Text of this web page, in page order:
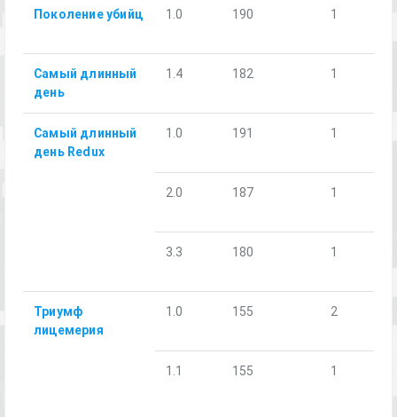
Поколение убийц 1.0 190 1
Самый длинный
день
1.4 182 1
Самый длинный
день Redux
1.0 191 1
2.0 187 1
3.3 180 1
Триумф
лицемерия
1.0 155 2
1.1 155 1